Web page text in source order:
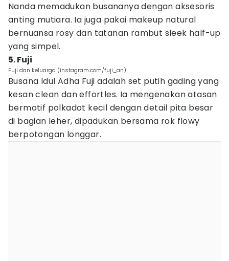
Nanda memadukan busananya dengan aksesoris
anting mutiara. Ia juga pakai makeup natural
bernuansa rosy dan tatanan rambut sleek half-up
yang simpel.
5. Fuji
Fuji dan keluarga (instagram.com/fuji_an)
Busana Idul Adha Fuji adalah set putih gading yang
kesan clean dan effortles. Ia mengenakan atasan
bermotif polkadot kecil dengan detail pita besar
di bagian leher, dipadukan bersama rok flowy
berpotongan longgar.